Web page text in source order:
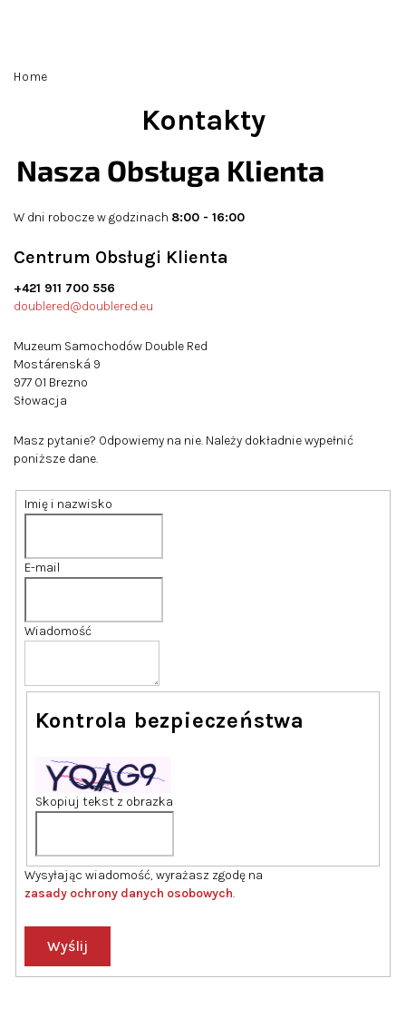
Home
Kontakty
Nasza Obsługa Klienta
W dni robocze w godzinach 8:00 - 16:00
Centrum Obsługi Klienta
+421 911 700 556
doublered@doublered.eu
Muzeum Samochodów Double Red
Mostárenská 9
977 01 Brezno
Słowacja
Masz pytanie? Odpowiemy na nie. Należy dokładnie wypełnić
poniższe dane.
Imię i nazwisko
E-mail
Wiadomość
Kontrola bezpieczeństwa
Skopiuj tekst z obrazka
Wysyłając wiadomość, wyrażasz zgodę na
zasady ochrony danych osobowych.
Wyślij